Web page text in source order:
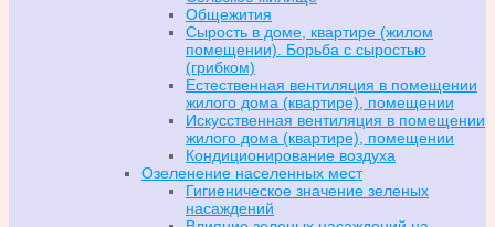
Общежития
Сырость в доме, квартире (жилом
помещении). Борьба с сыростью
(грибком)
Естественная вентиляция в помещении
жилого дома (квартире), помещении
Искусственная вентиляция в помещении
жилого дома (квартире), помещении
Кондиционирование воздуха
Озеленение населенных мест
Гигиеническое значение зеленых
насаждений